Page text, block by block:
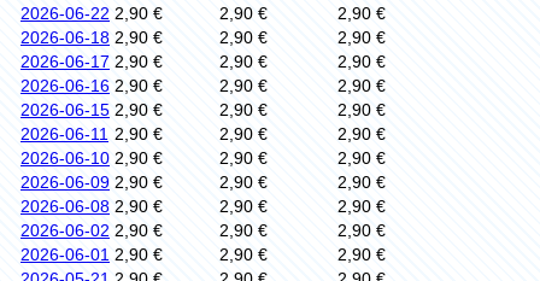
2026-06-22 2,90 € 2,90 €
2,90 €
2026-06-18 2,90 € 2,90 €
2,90 €
2026-06-17 2,90 € 2,90 €
2,90 €
2026-06-16 2,90 € 2,90 €
2,90 €
2026-06-15 2,90 € 2,90 €
2,90 €
2026-06-11 2,90 € 2,90 €
2,90 €
2026-06-10 2,90 € 2,90 €
2,90 €
2026-06-09 2,90 € 2,90 €
2,90 €
2026-06-08 2,90 € 2,90 €
2,90 €
2026-06-02 2,90 € 2,90 €
2,90 €
2026-06-01 2,90 € 2,90 €
2,90 €